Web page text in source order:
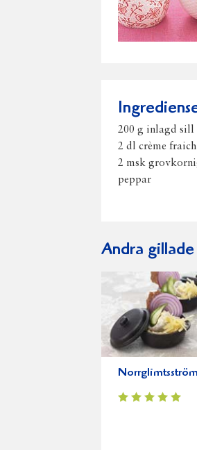
200 g inlagd sill
2 dl crème
2 msk
peppar
Andra